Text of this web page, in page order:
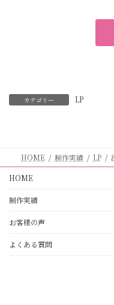
カテゴリー LP
HOME 制作実績 LP
HOME
制作実績
お客様の声
よくある質問